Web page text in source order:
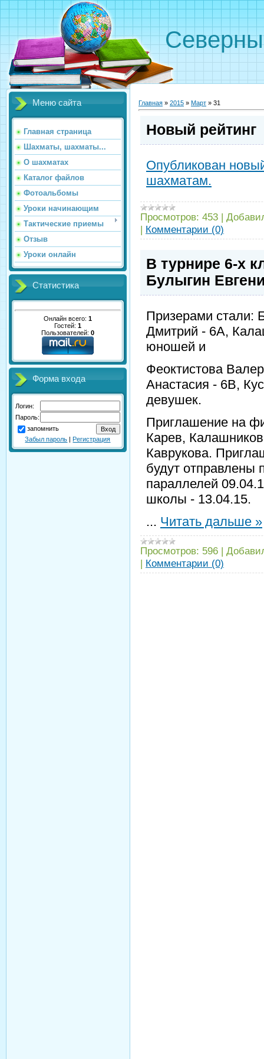
Меню сайта
Главная страница
Шахматы, шахматы...
О шахматах
Каталог файлов
Фотоальбомы
Уроки начинающим
Тактические приемы
Отзыв
Уроки онлайн
Статистика
Онлайн всего: 1
Гостей: 1
Пользователей: 0
Форма входа
Логин:
Пароль:
запомнить
Забыл пароль |Регистрация
Главная » 2015 » Март » 31
Новый рейтинг
Опубликован
шахматам.
Просмотров: 453 |
| Комментарии (0)
В турнире 6-х
Булыгин
Призерами стали:
Дмитрий - 6А,
юношей и
Феоктистова
Анастасия - 6В,
девушек.
Приглашение на
Карев,
Каврукова.
будут отправлены
параллелей
школы - 13.04.15.
... Читать дальше »
Просмотров: 596 |
| Комментарии (0)